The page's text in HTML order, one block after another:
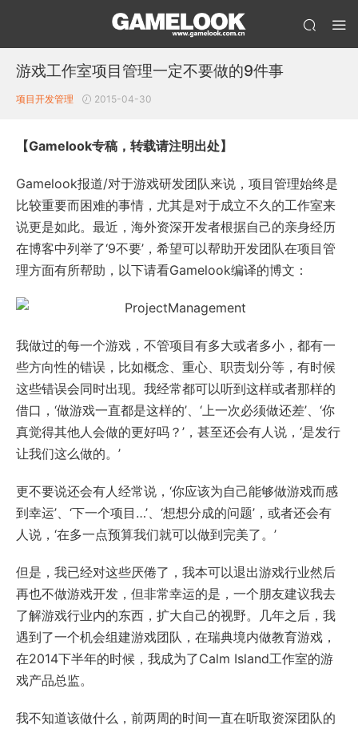
游戏工作室项目管理一定不要做的9件事
项目开发管理 2015-04-30
【Gamelook专稿，转载请注明出处】
Gamelook报道/对于游戏研发团队来说，项目管理始终是
比较重要而困难的事情，尤其是对于成立不久的工作室来
说更是如此。最近，海外资深开发者根据自己的亲身经历
在博客中列举了‘9不要’，希望可以帮助开发团队在项目管
理方面有所帮助，以下请看Gamelook编译的博文：
我做过的每一个游戏，不管项目有多大或者多小，都有一
些方向性的错误，比如概念、重心、职责划分等，有时候
这些错误会同时出现。我经常都可以听到这样或者那样的
借口，‘做游戏一直都是这样的’、‘上一次必须做还差’、‘你
真觉得其他人会做的更好吗？’，甚至还会有人说，‘是发行
让我们这么做的。’
更不要说还会有人经常说，‘你应该为自己能够做游戏而感
到幸运’、‘下一个项目…’、‘想想分成的问题’，或者还会有
人说，‘在多一点预算我们就可以做到完美了。’
但是，我已经对这些厌倦了，我本可以退出游戏行业然后
再也不做游戏开发，但非常幸运的是，一个朋友建议我去
了解游戏行业内的东西，扩大自己的视野。几年之后，我
遇到了一个机会组建游戏团队，在瑞典境内做教育游戏，
在2014下半年的时候，我成为了Calm Island工作室的游
戏产品总监。
我不知道该做什么，前两周的时间一直在听取资深团队的